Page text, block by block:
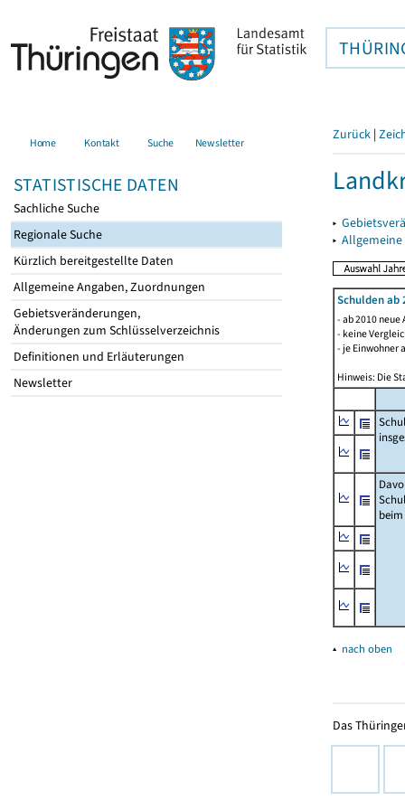
Home Kontakt Suche Newsletter
STATISTISCHE DATEN
Sachliche Suche
Regionale Suche
Kürzlich bereitgestellte Daten
Allgemeine Angaben, Zuordnungen
Gebietsveränderungen,
Änderungen zum Schlüsselverzeichnis
Definitionen und Erläuterungen
Newsletter
Zurück |
▸
▸
Schulden ab
- ab 2010
- keine
- je Einwohner
Hinweis: Die
beim
▴ nach oben
Das